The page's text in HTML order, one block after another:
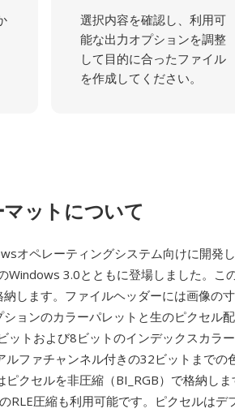
選択内容を確認し、利用可
能な出力オプションを調整
して目的に合ったファイル
を作成してください。
ットについて
オペレーティングシステム向けに開発
3.0とともに登場しました。こ
します。ファイルヘッダーには画像の
ョンのカラーパレットと生のピクセル
ットおよび8ビットのインデックスカラ
ルファチャンネル付きの32ビットまでの
クセルを非圧縮（BI_RGB）で格納し
RLE圧縮も利用可能です。ピクセルはデ